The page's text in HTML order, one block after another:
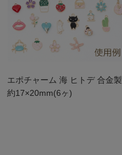
エポチャーム 海 ヒトデ 合金製
約17×20mm(6ヶ)